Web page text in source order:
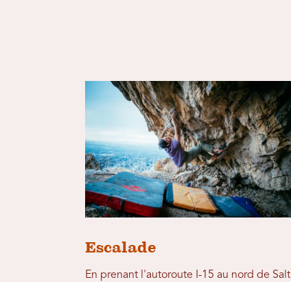
Escalade
En prenant l'autoroute I-15 au nord de Salt